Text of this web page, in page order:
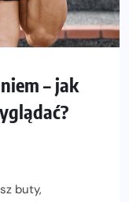
– jak
buty,